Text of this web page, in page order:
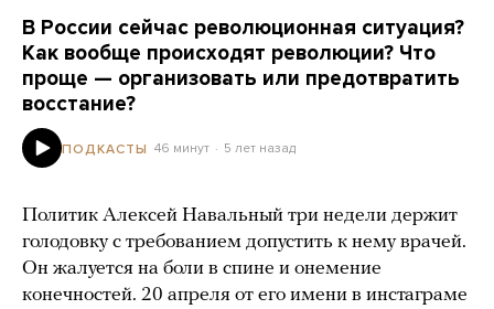
В России сейчас революционная ситуация?
Как вообще происходят революции? Что
проще — организовать или предотвратить
восстание?
ПОДКАСТЫ 46 минут 5 лет назад
Политик Алексей Навальный три недели держит
голодовку с требованием допустить к нему врачей.
Он жалуется на боли в спине и онемение
конечностей. 20 апреля от его имени в инстаграме